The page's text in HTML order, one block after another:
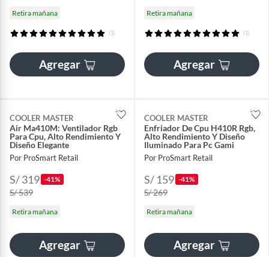
Retira mañana
(1)
Agregar
Retira mañana
(1)
Agregar
COOLER MASTER
Air Ma410M: Ventilador Rgb
Para Cpu, Alto Rendimiento Y
Diseño Elegante
Por ProSmart Retail
S/ 319 -41%
S/ 539
Retira mañana
Agregar
COOLER MASTER
Enfriador De Cpu H410R Rgb,
Alto Rendimiento Y Diseño
Iluminado Para Pc Gami
Por ProSmart Retail
S/ 159 -41%
S/ 269
Retira mañana
Agregar